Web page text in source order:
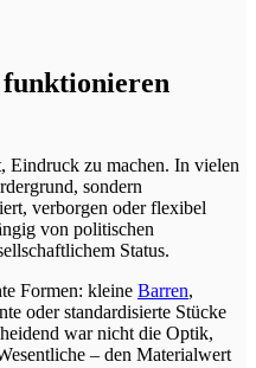
Eindruck zu machen. In vielen
sondern
verborgen oder flexibel
von politischen
Status.
Formen: kleine Barren,
oder standardisierte Stücke
war nicht die Optik,
– den Materialwert